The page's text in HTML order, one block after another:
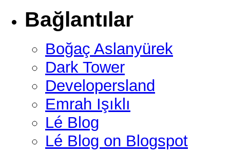
Bağlantılar
Boğaç Aslanyürek
Dark Tower
Developersland
Emrah Işıklı
Lé Blog
Lé Blog on Blogspot